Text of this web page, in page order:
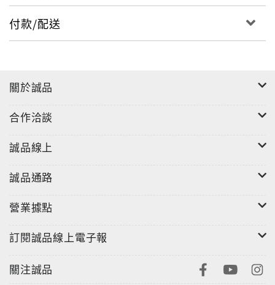
付款/配送
關於誠品
合作洽談
誠品線上
誠品通路
營業據點
訂閱誠品線上電子報
關注誠品